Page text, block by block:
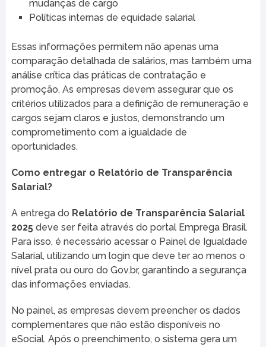
mudanças de cargo
Políticas internas de equidade salarial
Essas informações permitem não apenas uma
comparação detalhada de salários, mas também uma
análise crítica das práticas de contratação e
promoção. As empresas devem assegurar que os
critérios utilizados para a definição de remuneração e
cargos sejam claros e justos, demonstrando um
comprometimento com a igualdade de
oportunidades.
Como entregar o Relatório de Transparência
Salarial?
A entrega do Relatório de Transparência Salarial
2025deve ser feita através do portal Emprega Brasil.
Para isso, é necessário acessar o Painel de Igualdade
Salarial, utilizando um login que deve ter ao menos o
nível prata ou ouro do Gov.br, garantindo a segurança
das informações enviadas.
No painel, as empresas devem preencher os dados
complementares que não estão disponíveis no
eSocial. Após o preenchimento, o sistema gera um